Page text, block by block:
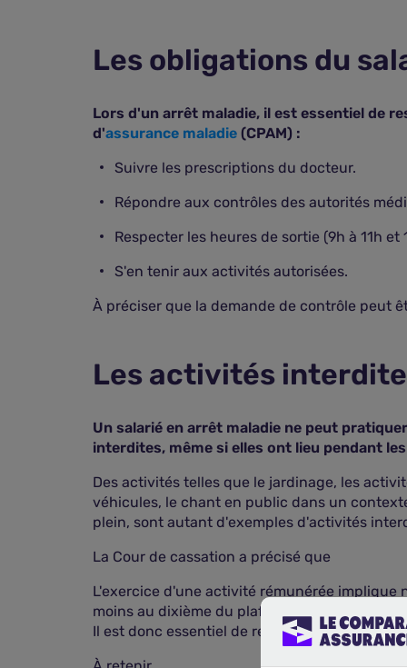
Les obligations du
Lors d'un arrêt maladie, il est essentiel de
d'assurance maladie (CPAM) :
Suivre les prescriptions du docteur.
Répondre aux contrôles des autorités
Respecter les heures de sortie (9h à 11h
S'en tenir aux activités autorisées.
À préciser que la demande de contrôle peut
Les activités
Un salarié en arrêt maladie ne peut
interdites, même si elles ont lieu pendant
Des activités telles que le jardinage, les
véhicules, le chant en public dans un
plein, sont autant d'exemples d'activités
La Cour de cassation a précisé que
L'exercice d'une activité rémunérée implique
moins au dixième du plafond mensuel des
Il est donc essentiel de respecter